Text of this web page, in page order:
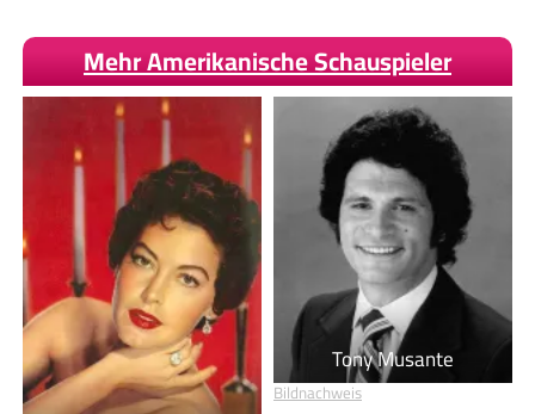
Mehr Amerikanische Schauspieler
Tony Musante
Bildnachweis